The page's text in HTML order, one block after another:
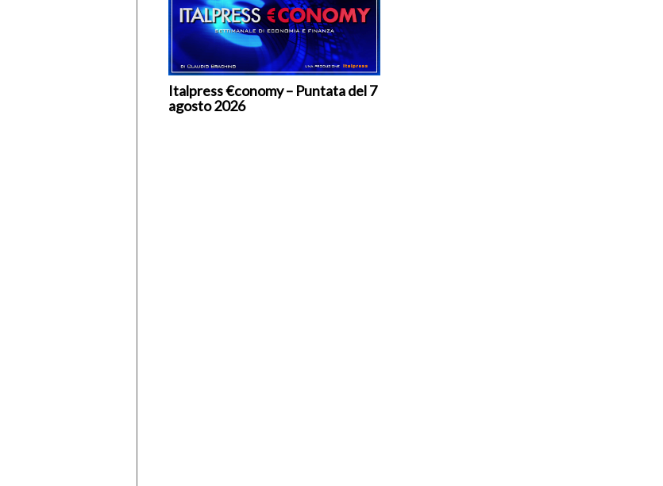
Italpress €conomy – Puntata del 7
agosto 2026